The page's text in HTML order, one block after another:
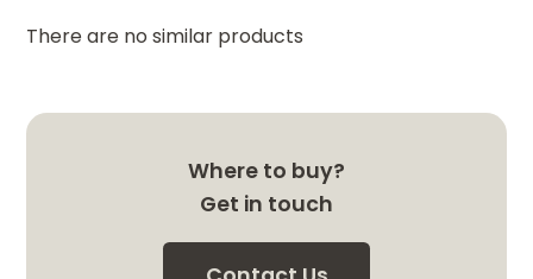
There are no similar products
Where to buy?
Get in touch